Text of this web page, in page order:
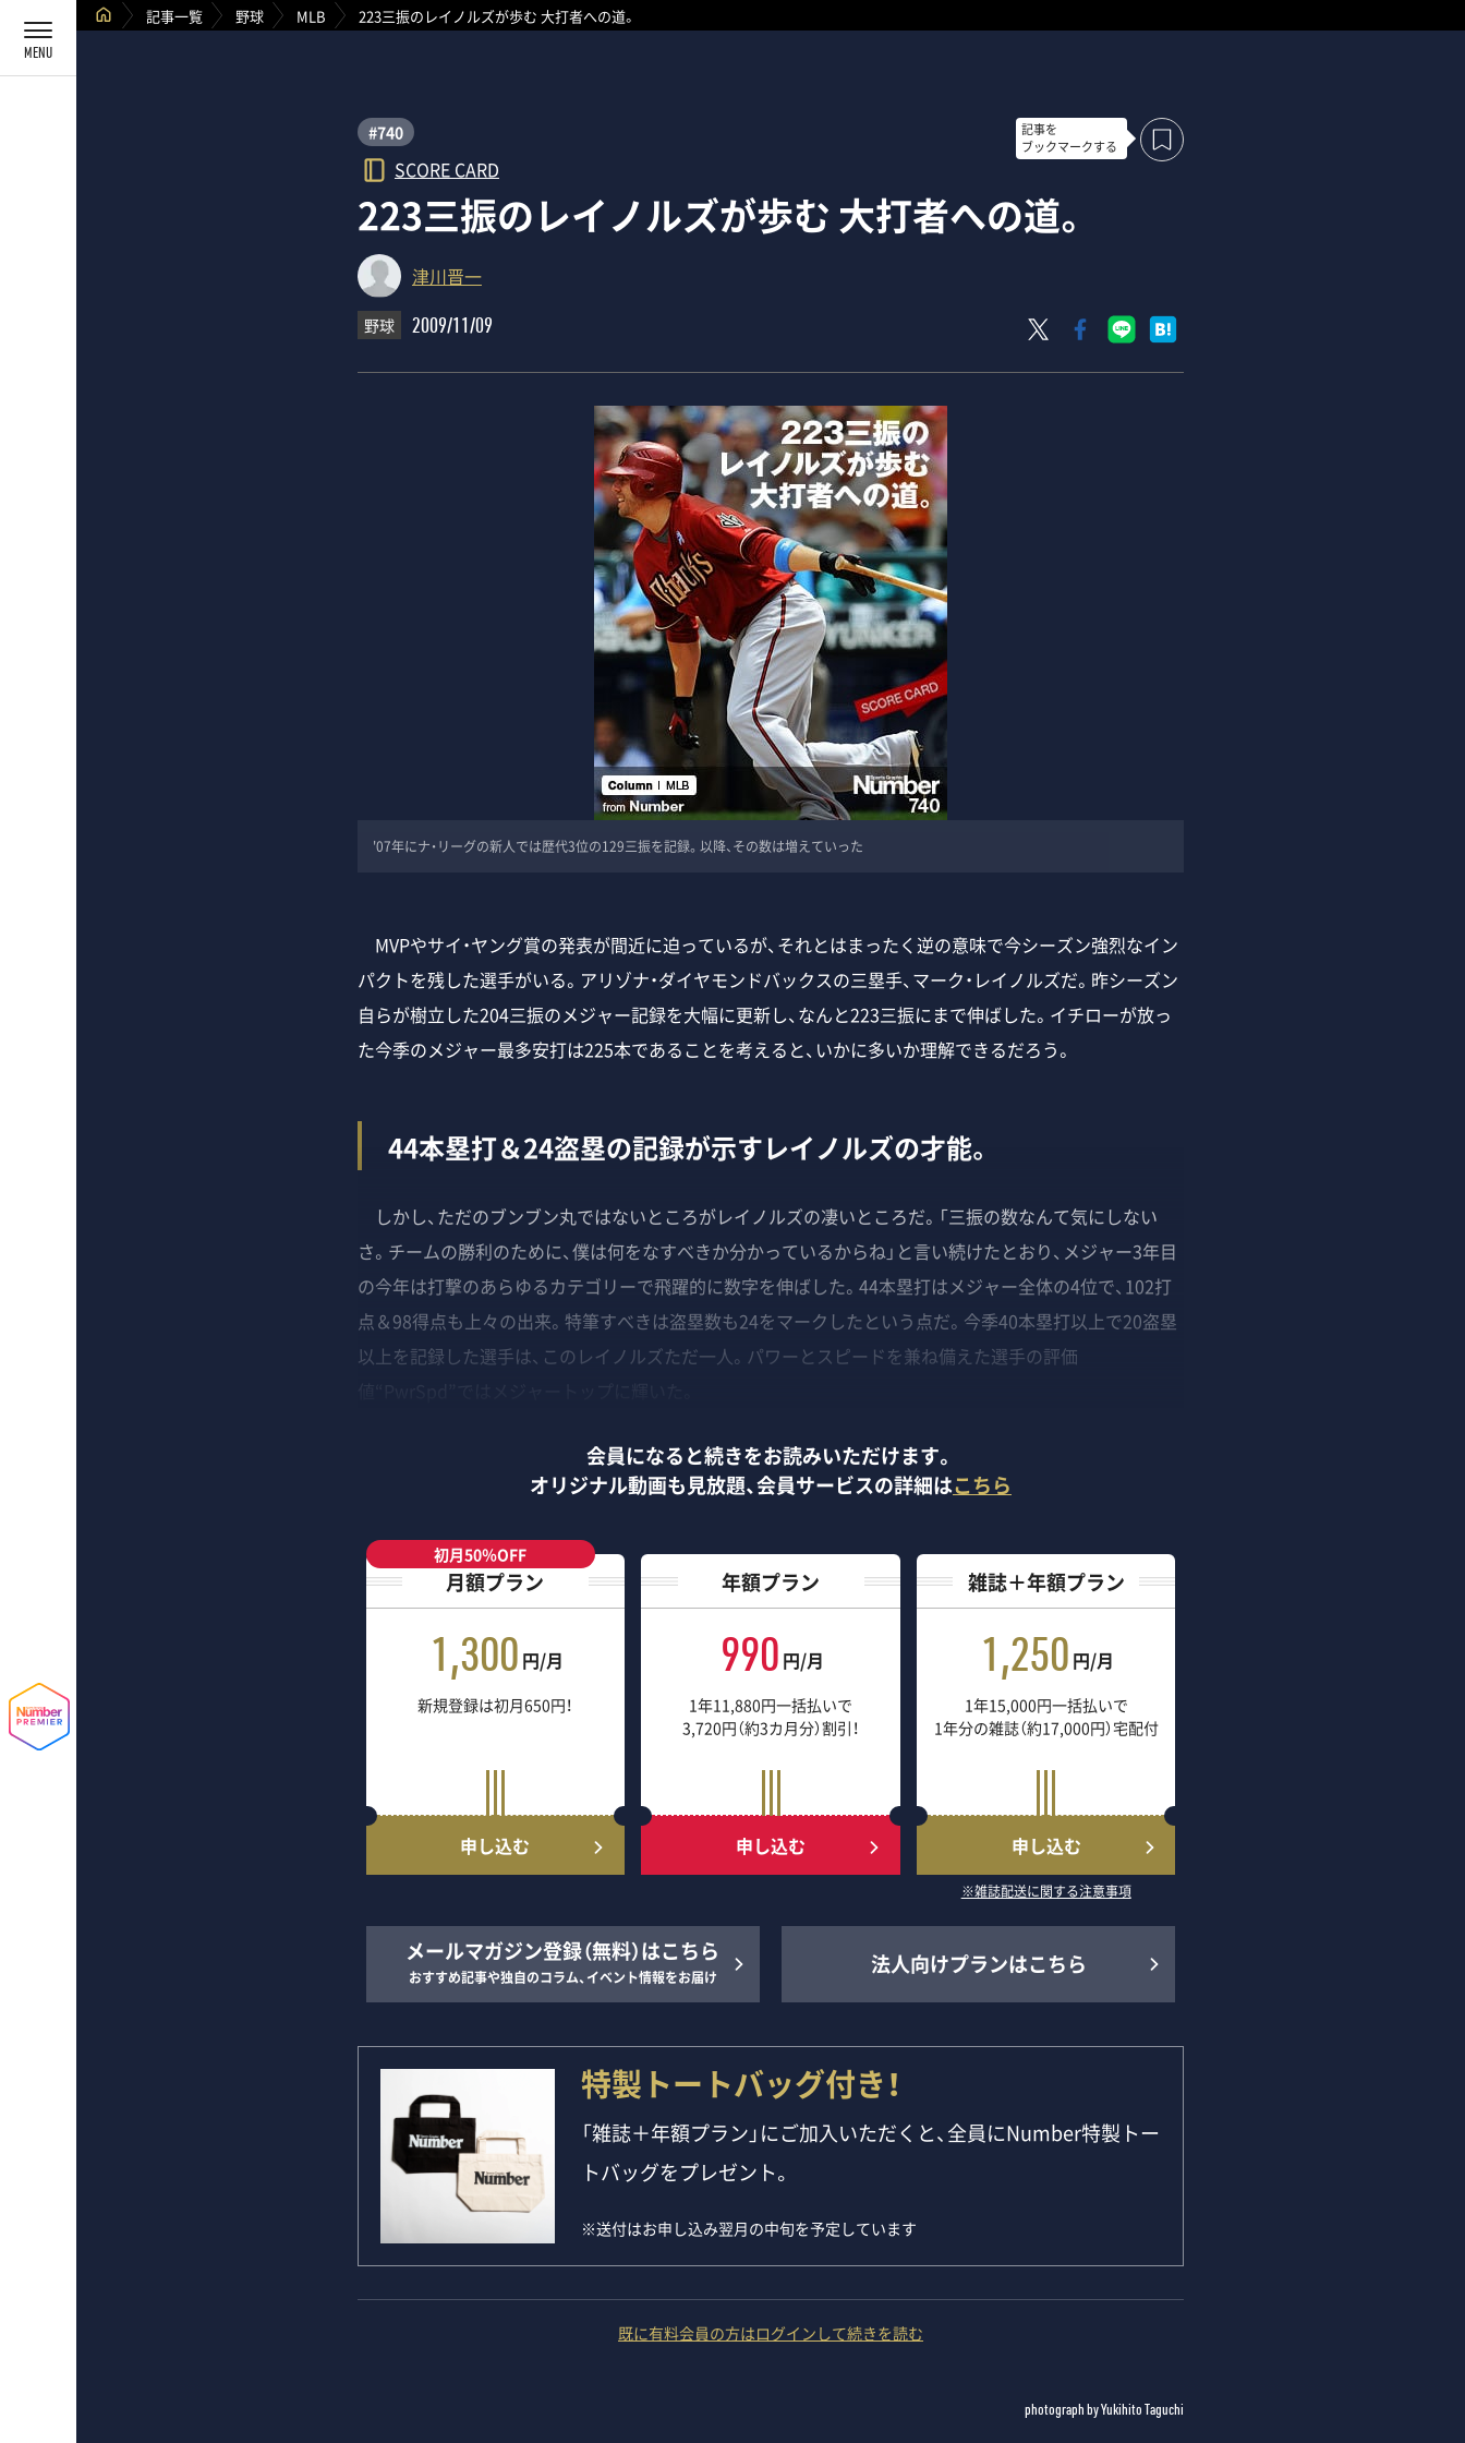
記事一覧 野球 MLB 223三振のレイノルズが歩む 大打者への道。
#740
SCORE CARD
記事を
ブックマークする
223三振のレイノルズが歩む 大打者への道。
津川晋一
野球 2009/11/09
'07年にナ・リーグの新人では歴代3位の129三振を記録。以降、その数は増えていった
MVPやサイ・ヤング賞の発表が間近に迫っているが、それとはまったく逆の意味で今シーズン強烈なイン
パクトを残した選手がいる。アリゾナ・ダイヤモンドバックスの三塁手、マーク・レイノルズだ。昨シーズン
自らが樹立した204三振のメジャー記録を大幅に更新し、なんと223三振にまで伸ばした。イチローが放っ
た今季のメジャー最多安打は225本であることを考えると、いかに多いか理解できるだろう。
44本塁打＆24盗塁の記録が示すレイノルズの才能。
しかし、ただのブンブン丸ではないところがレイノルズの凄いところだ。「三振の数なんて気にしない
さ。チームの勝利のために、僕は何をなすべきか分かっているからね」と言い続けたとおり、メジャー3年目
の今年は打撃のあらゆるカテゴリーで飛躍的に数字を伸ばした。44本塁打はメジャー全体の4位で、102打
点＆98得点も上々の出来。特筆すべきは盗塁数も24をマークしたという点だ。今季40本塁打以上で20盗塁
以上を記録した選手は、このレイノルズただ一人。パワーとスピードを兼ね備えた選手の評価
会員になると続きをお読みいただけます。
オリジナル動画も見放題、会員サービスの詳細はこちら
初月50％OFF
月額プラン
1,300 円/月
新規登録は初月650円！
申し込む
年額プラン
990 円/月
1年11,880円一括払いで
3,720円（約3カ月分）割引！
申し込む
雑誌＋年額プラン
1,250 円/月
1年15,000円一括払いで
1年分の雑誌（約17,000円）宅配付
申し込む
※雑誌配送に関する注意事項
メールマガジン登録（無料）はこちら
おすすめ記事や独自のコラム、イベント情報をお届け 法人向けプランはこちら
特製トートバッグ付き！
「雑誌＋年額プラン」にご加入いただくと、全員にNumber特製トー
トバッグをプレゼント。
※送付はお申し込み翌月の中旬を予定しています
既に有料会員の方はログインして続きを読む
photograph by Yukihito Taguchi